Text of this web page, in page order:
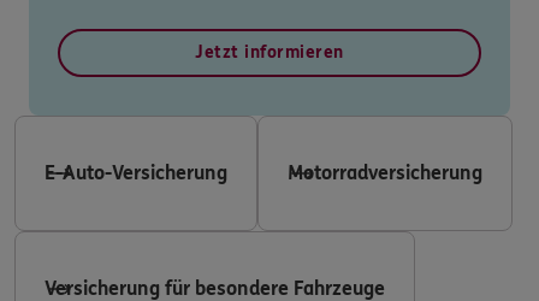
Jetzt informieren
E-Auto-Versicherung Motorradversicherung
Versicherung für besondere Fahrzeuge